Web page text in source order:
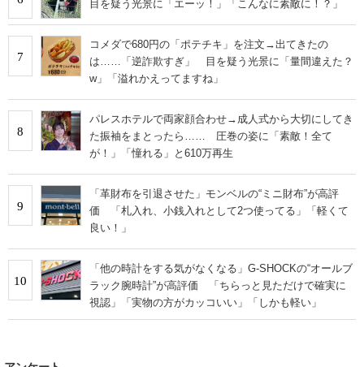
目を疑う光景に「エーッ！」「こんなに素敵に！？」
7
コメダで680円の「ポテチキ」を注文→出てきたの
は……「逆詐欺すぎ」 目を疑う光景に「量間違えた？
w」「溢れかえってますね」
8
パレスホテルで両家顔合わせ→成人式から大切にしてき
た振袖をまとったら…… 圧巻の姿に「素敵！全て
が！」「憧れる」と610万再生
9
「革財布を引退させた」モンベルの“ミニ財布”が高評
価 「札入れ、小銭入れとして2つ使ってる」「軽くて
良い！」
10
「他の時計をする気がなくなる」G-SHOCKの“オールブ
ラック腕時計”が高評価 「ちらっと見ただけで確実に
視認」「実物の方がカッコいい」「しかも軽い」